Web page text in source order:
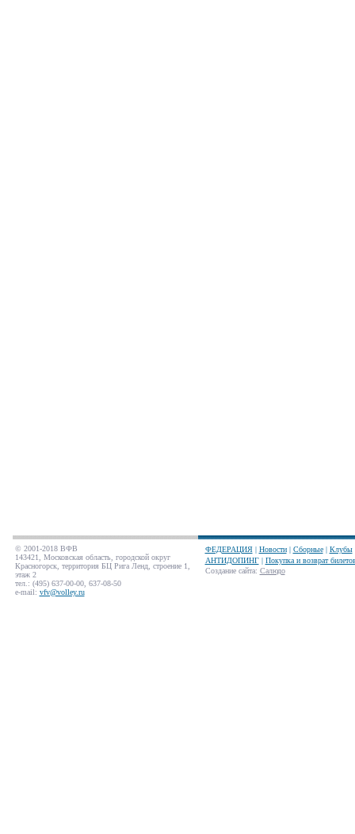
© 2001-2018 ВФВ
143421, Московская область, городской округ
Красногорск, территория БЦ Рига Ленд, строение 1,
этаж 2
тел.: (495) 637-00-00, 637-08-50
e-mail: vfv@volley.ru
ФЕДЕРАЦИЯ| Новости| Сборные| Клубы
АНТИДОПИНГ| Покупка и возврат
Создание сайта: Салюдо